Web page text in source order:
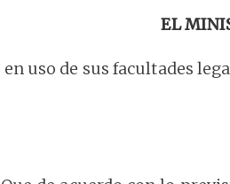
EL
en uso de sus facultades